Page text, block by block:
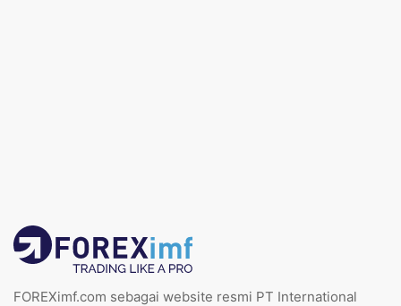
FOREXimf.com sebagai website resmi PT International